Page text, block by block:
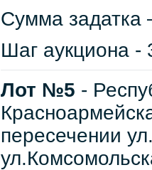
Сумма задатка
Шаг аукциона -
Лот №5 -
пересечении